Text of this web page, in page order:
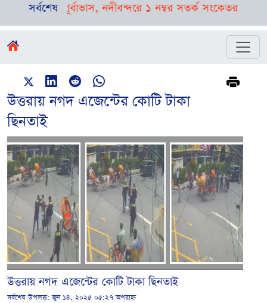
সর্বশেষ
পূর্বাভাস, নদীবন্দরে ১ নম্বর সতর্ক সংকেতরাষ্ট্রপতি
উত্তরায় নগদ এজেন্টের কোটি টাকা
ছিনতাই
উত্তরায় নগদ এজেন্টের কোটি টাকা ছিনতাই
সর্বশেষ উপলব্ধ:জুন ১৪, ২০২৫ ০৫:২৭ অপরাহ্ন